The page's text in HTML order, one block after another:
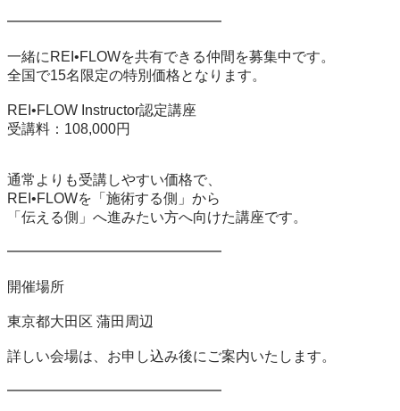
━━━━━━━━━━━━━━━
一緒にREI•FLOWを共有できる仲間を募集中です。
全国で15名限定の特別価格となります。
REI•FLOW Instructor認定講座
受講料：108,000円
通常よりも受講しやすい価格で、
REI•FLOWを「施術する側」から
「伝える側」へ進みたい方へ向けた講座です。
━━━━━━━━━━━━━━━
開催場所
東京都大田区 蒲田周辺
詳しい会場は、お申し込み後にご案内いたします。
━━━━━━━━━━━━━━━